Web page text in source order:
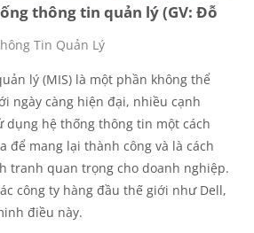
thông tin quản lý (GV: Đỗ
Tin Quản Lý
lý (MIS) là một phần không thể
ngày càng hiện đại, nhiều cạnh
dụng hệ thống thông tin một cách
để mang lại thành công và là cách
tranh quan trọng cho doanh nghiệp.
công ty hàng đầu thế giới như Dell,
điều này.